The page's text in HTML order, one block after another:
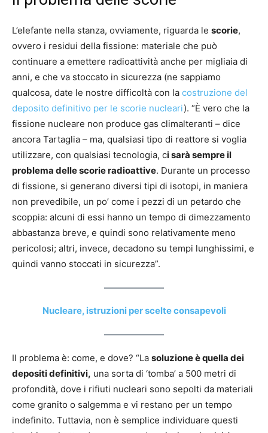
L’elefante nella stanza, ovviamente, riguarda le scorie,
ovvero i residui della fissione: materiale che può
continuare a emettere radioattività anche per migliaia di
anni, e che va stoccato in sicurezza (ne sappiamo
qualcosa, date le nostre difficoltà con la costruzione del
deposito definitivo per le scorie nucleari). “È vero che la
fissione nucleare non produce gas climalteranti – dice
ancora Tartaglia – ma, qualsiasi tipo di reattore si voglia
utilizzare, con qualsiasi tecnologia, ci sarà sempre il
problema delle scorie radioattive. Durante un processo
di fissione, si generano diversi tipi di isotopi, in maniera
non prevedibile, un po’ come i pezzi di un petardo che
scoppia: alcuni di essi hanno un tempo di dimezzamento
abbastanza breve, e quindi sono relativamente meno
pericolosi; altri, invece, decadono su tempi lunghissimi, e
quindi vanno stoccati in sicurezza”.
Nucleare, istruzioni per scelte consapevoli
Il problema è: come, e dove? “La soluzione è quella dei
depositi definitivi, una sorta di ‘tomba’ a 500 metri di
profondità, dove i rifiuti nucleari sono sepolti da materiali
come granito o salgemma e vi restano per un tempo
indefinito. Tuttavia, non è semplice individuare questi